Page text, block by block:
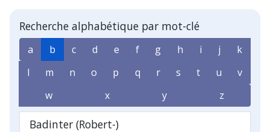
Recherche alphabétique par mot-clé
a b c d e f g h i j
k
l
m n o p q r s t u
v
w
x y z
Badinter (Robert-)